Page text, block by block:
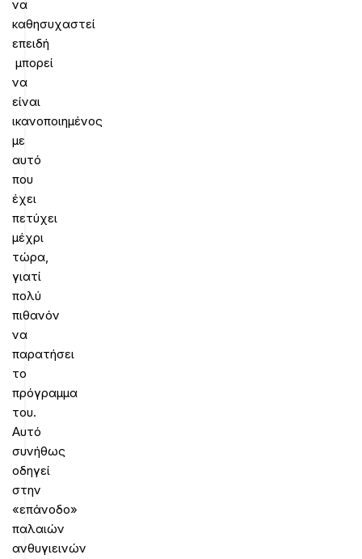
να
καθησυχαστεί
επειδή
μπορεί
να
είναι
ικανοποιημένος
με
αυτό
που
έχει
πετύχει
μέχρι
τώρα,
γιατί
πολύ
πιθανόν
να
παρατήσει
το
πρόγραμμα
του.
Αυτό
συνήθως
οδηγεί
στην
«επάνοδο»
παλαιών
ανθυγιεινών